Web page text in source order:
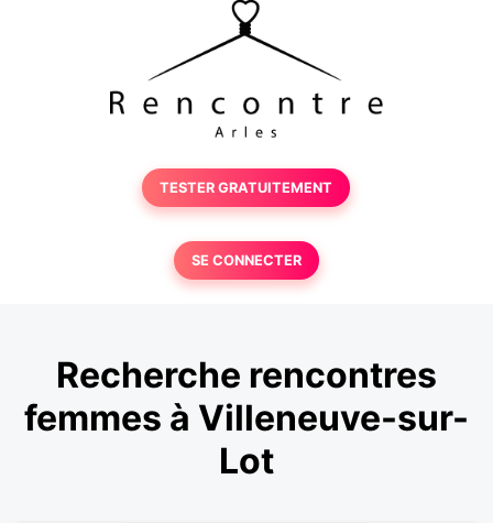
TESTER GRATUITEMENT
SE CONNECTER
Recherche rencontres
femmes à Villeneuve-sur-
Lot